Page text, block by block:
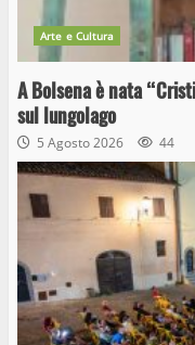
Arte e Cultura
A Bolsena è nata
sul lungolago
5 Agosto 2026 44